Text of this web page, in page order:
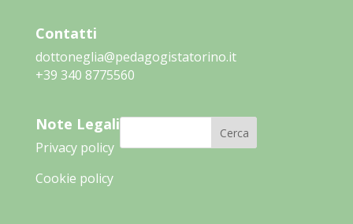
Contatti
dottoneglia@pedagogistatorino.it
‭+39 340 8775560‬
Note Legali
Privacy policy
Cookie policy
Cerca